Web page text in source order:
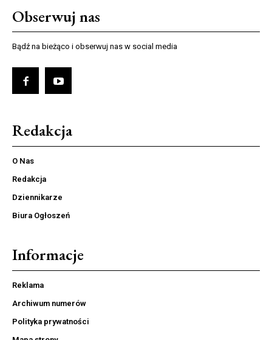
Obserwuj nas
Bądź na bieżąco i obserwuj nas w social media
Redakcja
O Nas
Redakcja
Dziennikarze
Biura Ogłoszeń
Informacje
Reklama
Archiwum numerów
Polityka prywatności